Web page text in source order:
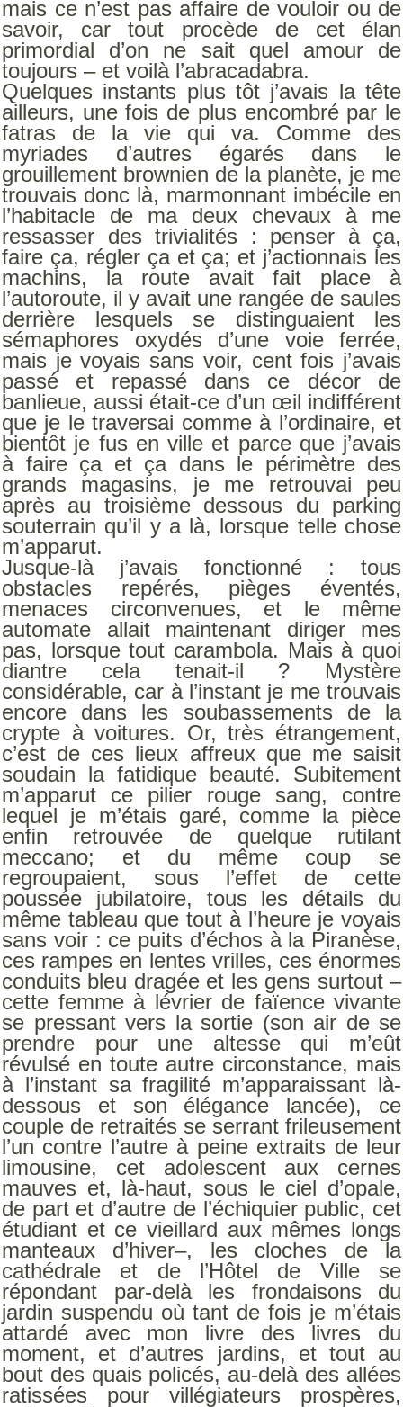
mais ce n’est pas affaire de vouloir ou de
savoir, car tout procède de cet élan
primordial d’on ne sait quel amour de
toujours – et voilà l’abracadabra.
Quelques instants plus tôt j’avais la tête
ailleurs, une fois de plus encombré par le
fatras de la vie qui va. Comme des
myriades d’autres égarés dans le
grouillement brownien de la planète, je me
trouvais donc là, marmonnant imbécile en
l’habitacle de ma deux chevaux à me
ressasser des trivialités : penser à ça,
faire ça, régler ça et ça; et j’actionnais les
machins, la route avait fait place à
l’autoroute, il y avait une rangée de saules
derrière lesquels se distinguaient les
sémaphores oxydés d’une voie ferrée,
mais je voyais sans voir, cent fois j’avais
passé et repassé dans ce décor de
banlieue, aussi était-ce d’un œil indifférent
que je le traversai comme à l’ordinaire, et
bientôt je fus en ville et parce que j’avais
à faire ça et ça dans le périmètre des
grands magasins, je me retrouvai peu
après au troisième dessous du parking
souterrain qu’il y a là, lorsque telle chose
m’apparut.
Jusque-là j’avais fonctionné : tous
obstacles repérés, pièges éventés,
menaces circonvenues, et le même
automate allait maintenant diriger mes
pas, lorsque tout carambola. Mais à quoi
diantre cela tenait-il ? Mystère
considérable, car à l’instant je me trouvais
encore dans les soubassements de la
crypte à voitures. Or, très étrangement,
c’est de ces lieux affreux que me saisit
soudain la fatidique beauté. Subitement
m’apparut ce pilier rouge sang, contre
lequel je m’étais garé, comme la pièce
enﬁn retrouvée de quelque rutilant
meccano; et du même coup se
regroupaient, sous l’effet de cette
poussée jubilatoire, tous les détails du
même tableau que tout à l’heure je voyais
sans voir : ce puits d’échos à la Piranèse,
ces rampes en lentes vrilles, ces énormes
conduits bleu dragée et les gens surtout –
cette femme à lévrier de faïence vivante
se pressant vers la sortie (son air de se
prendre pour une altesse qui m’eût
révulsé en toute autre circonstance, mais
à l’instant sa fragilité m’apparaissant là-
dessous et son élégance lancée), ce
couple de retraités se serrant frileusement
l’un contre l’autre à peine extraits de leur
limousine, cet adolescent aux cernes
mauves et, là-haut, sous le ciel d’opale,
de part et d’autre de l’échiquier public, cet
étudiant et ce vieillard aux mêmes longs
manteaux d’hiver–, les cloches de la
cathédrale et de l’Hôtel de Ville se
répondant par-delà les frondaisons du
jardin suspendu où tant de fois je m’étais
attardé avec mon livre des livres du
moment, et d’autres jardins, et tout au
bout des quais policés, au-delà des allées
ratissées pour villégiateurs prospères,